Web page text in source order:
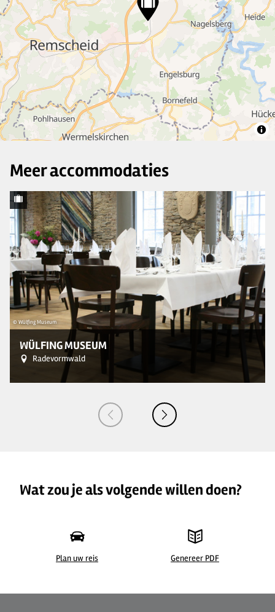
33
10
5
7
Meer accommodaties
© Wülfing Museum
WÜLFING MUSEUM
Radevormwald
Wat zou je als volgende willen doen?
Plan uw reis Genereer PDF